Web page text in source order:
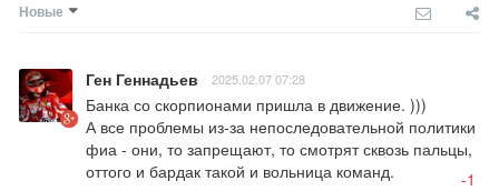
Новые
Ген Геннадьев 2025.02.07 07:28
Банка со скорпионами пришла в движение. )))
А все проблемы из-за непоследовательной политики
фиа - они, то запрещают, то смотрят сквозь пальцы,
оттого и бардак такой и вольница команд.
-1